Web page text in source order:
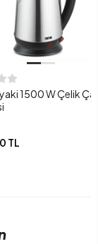
1500 W Çelik
TL